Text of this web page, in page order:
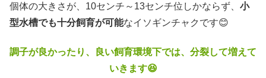
個体の大きさが、10センチ～13センチ位しかならず、 小
型水槽でも十分飼育が可能なイソギンチャクです😊
調子が良かったり、良い飼育環境下では、分裂して増えて
いきます😆